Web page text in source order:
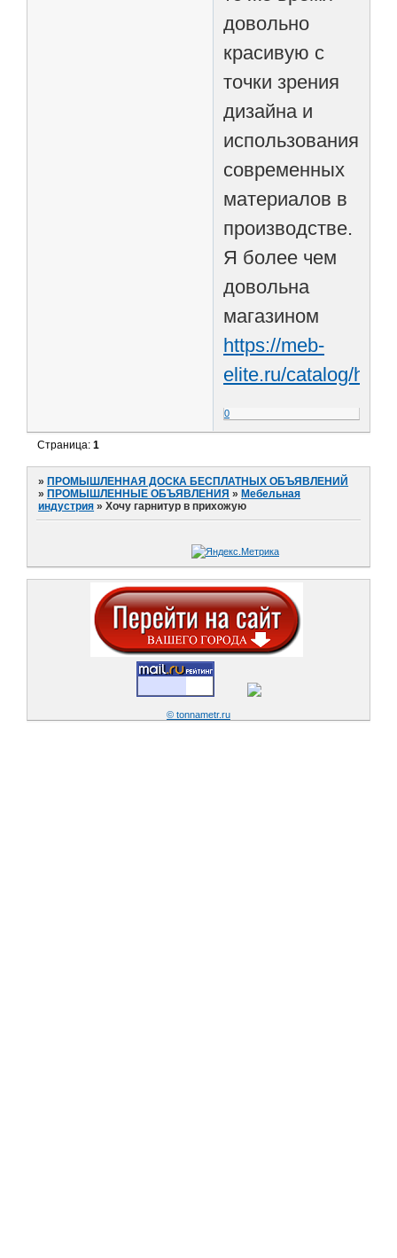
довольно
красивую с
точки зрения
дизайна и
использования
современных
материалов в
производстве.
Я более чем
довольна
магазином
https://meb-
elite.ru/catalog/
0
Страница:1
» ПРОМЫШЛЕННАЯ ДОСКА БЕСПЛАТНЫХ ОБЪЯВЛЕНИЙ
» ПРОМЫШЛЕННЫЕ ОБЪЯВЛЕНИЯ » Мебельная
индустрия »Хочу гарнитур в прихожую
© tonnametr.ru